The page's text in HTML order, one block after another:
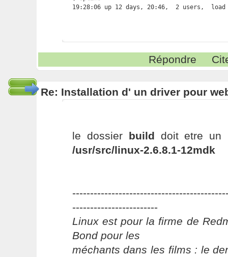
19:28:06 up 12 days, 20:46,  2 users,  load
Répondre
Re: Installation d' un driver pour
le dossier build doit etre un
/usr/src/linux-2.6.8.1-12mdk
------------------------
Linux est pour la firme de
Bond pour les
méchants dans les films : le